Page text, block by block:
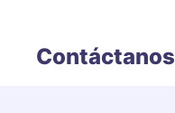
Contáctanos